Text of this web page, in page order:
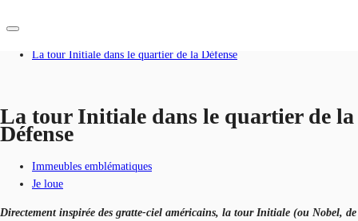
Blog
Données marchés
Pourquoi JLL?
NxT
Nous contacter
La tour Initiale dans le quartier de la Défense
La tour Initiale dans le quartier de la
Défense
Immeubles emblématiques
Je loue
Directement inspirée des gratte-ciel américains, la tour Initiale (ou Nobel, de